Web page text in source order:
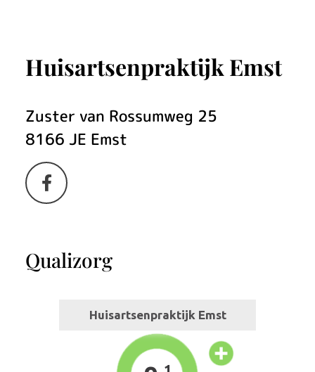
Huisartsenpraktijk Emst
Zuster van Rossumweg 25
8166 JE Emst
Bezoek
pagina
Qualizorg